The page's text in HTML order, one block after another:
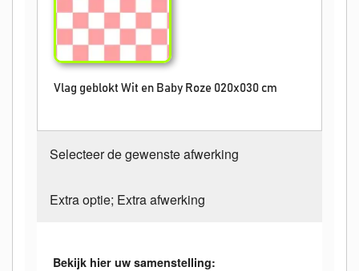
Vlag geblokt Wit en Baby Roze 020x030 cm
Selecteer de gewenste afwerking
Extra optie; Extra afwerking
Bekijk hier uw samenstelling: